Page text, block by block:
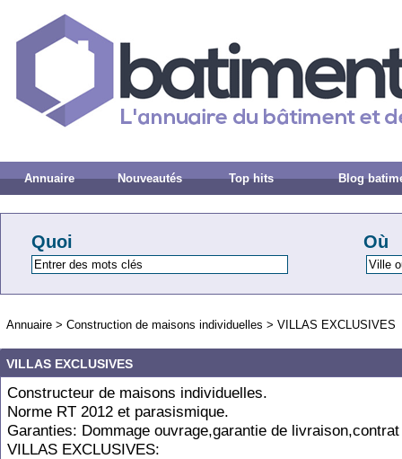
Annuaire Nouveautés Top hits Blog
Quoi Où
Annuaire > Construction de maisons individuelles > VILLAS EXCLUSIVES
VILLAS EXCLUSIVES
Constructeur de maisons individuelles.
Norme RT 2012 et parasismique.
Garanties: Dommage ouvrage,garantie de
VILLAS EXCLUSIVES: